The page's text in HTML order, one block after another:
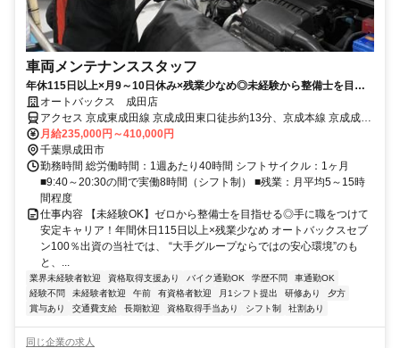
車両メンテナンススタッフ
年休115日以上×月9～10日休み×残業少なめ◎未経験から整備士を目指
せる研修制度充実！資格取得も会社がサポート♪CMでもお馴染み★オー
トバックスのお仕事です！
オートバックス 成田店
アクセス 京成東成田線 京成成田東口徒歩約13分、京成本線 京成成田
東口徒歩約13分、ＪＲ成田線 成田東口徒歩約16分
月給235,000円～410,000円
千葉県成田市
勤務時間 総労働時間：1週あたり40時間 シフトサイクル：1ヶ月
■9:40～20:30の間で実働8時間（シフト制） ■残業：月平均5～15時
間程度
仕事内容 【未経験OK】ゼロから整備士を目指せる◎手に職をつけて
安定キャリア！年間休日115日以上×残業少なめ オートバックスセブ
ン100％出資の当社では、 “大手グループならではの安心環境”のも
と、...
業界未経験者歓迎 資格取得支援あり バイク通勤OK 学歴不問
車通勤OK
経験不問
未経験者歓迎 午前 有資格者歓迎 月1シフト提出 研修あり
夕方
賞与あり
交通費支給 長期歓迎 資格取得手当あり シフト制 社割あり
同じ企業の求人